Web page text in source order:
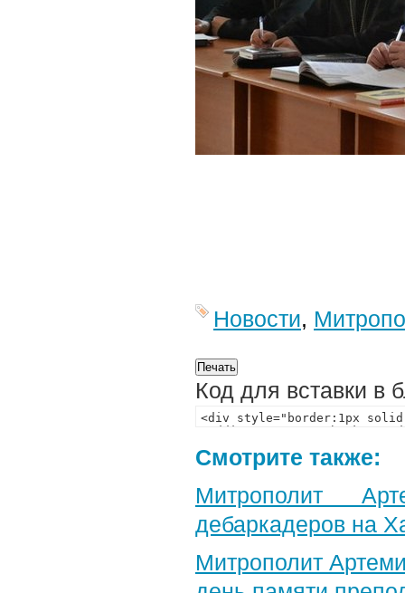
Новости,
Код для вставки в
Смотрите также:
Митрополит
дебаркадеров на
Митрополит